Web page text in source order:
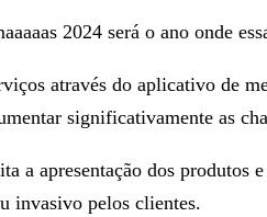
2024 será o ano onde
através do aplicativo de
significativamente as
apresentação dos produtos
invasivo pelos clientes.